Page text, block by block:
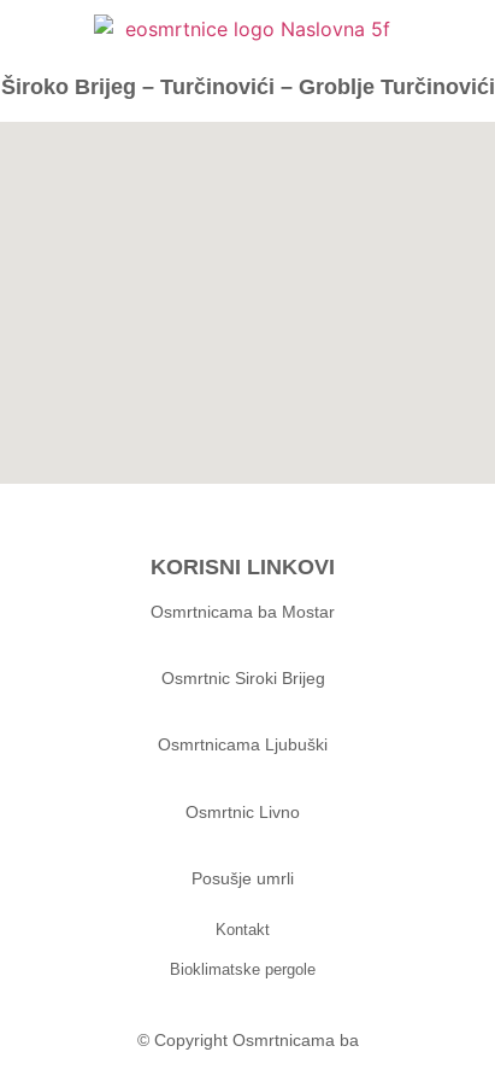
Široko Brijeg – Turčinovići – Groblje Turčinovići
KORISNI LINKOVI
Osmrtnicama ba Mostar
Osmrtnic Siroki Brijeg
Osmrtnicama Ljubuški
Osmrtnic Livno
Posušje umrli
Kontakt
Bioklimatske pergole
© Copyright Osmrtnicama ba